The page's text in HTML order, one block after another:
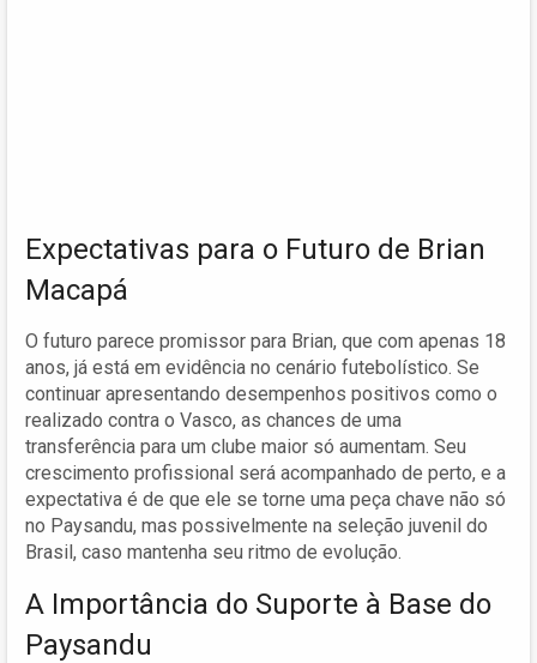
Expectativas para o Futuro de Brian
Macapá
O futuro parece promissor para Brian, que com apenas 18
anos, já está em evidência no cenário futebolístico. Se
continuar apresentando desempenhos positivos como o
realizado contra o Vasco, as chances de uma
transferência para um clube maior só aumentam. Seu
crescimento profissional será acompanhado de perto, e a
expectativa é de que ele se torne uma peça chave não só
no Paysandu, mas possivelmente na seleção juvenil do
Brasil, caso mantenha seu ritmo de evolução.
A Importância do Suporte à Base do
Paysandu